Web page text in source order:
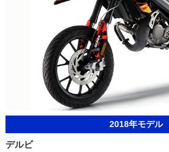
2018年モデル
デルビ